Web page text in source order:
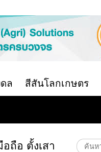
ล สีสันโลกเกษตร
ถือ ตั้งเสา
ค้นหา